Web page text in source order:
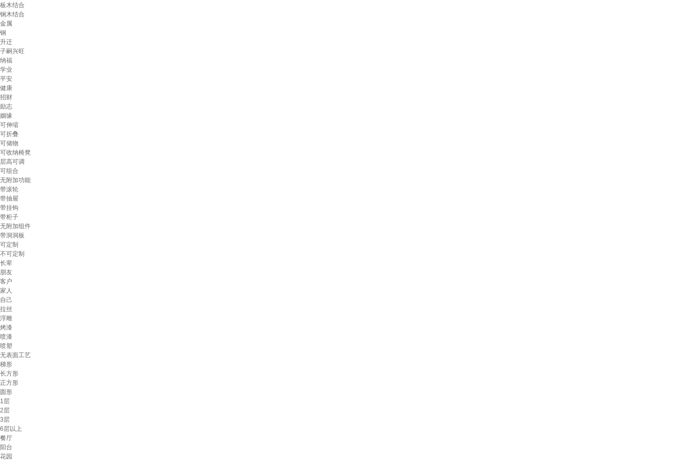
板木结合
钢木结合
金属
钢
升迁
子嗣兴旺
纳福
学业
平安
健康
招财
励志
姻缘
可伸缩
可折叠
可储物
可收纳椅凳
层高可调
可组合
无附加功能
带滚轮
带抽屉
带挂钩
带柜子
无附加组件
带洞洞板
可定制
不可定制
长辈
朋友
客户
家人
自己
拉丝
浮雕
烤漆
喷漆
喷塑
无表面工艺
梯形
长方形
正方形
圆形
1层
2层
3层
6层以上
餐厅
阳台
花园